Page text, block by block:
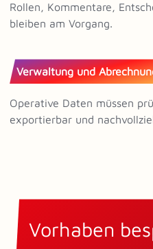
Rollen, Kommentare,
bleiben am Vorgang.
Verwaltung und
Operative Daten müssen
exportierbar und
Vorhaben